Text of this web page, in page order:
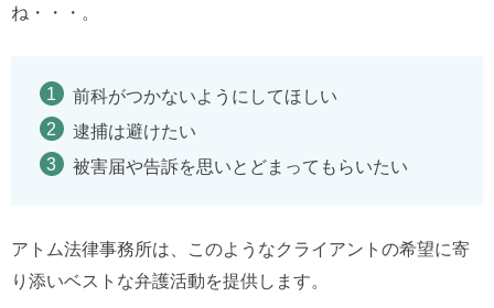
ね・・・。
前科がつかないようにしてほしい
逮捕は避けたい
被害届や告訴を思いとどまってもらいたい
アトム法律事務所は、このようなクライアントの希望に寄
り添いベストな弁護活動を提供します。